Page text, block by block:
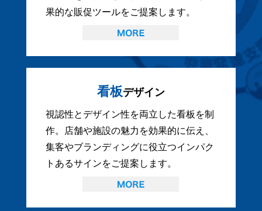
果的な販促ツールをご提案します。
看板デザイン
視認性とデザイン性を両立した看板を制
作。店舗や施設の魅力を効果的に伝え、
集客やブランディングに役立つインパク
トあるサインをご提案します。